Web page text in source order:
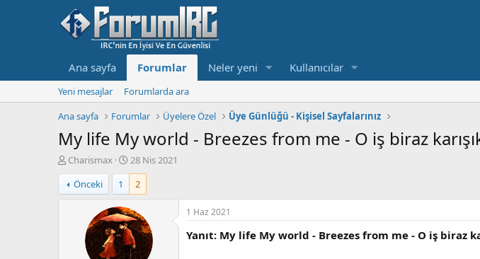
Ana sayfa Forumlar Neler yeni Kullanıcılar
Yeni mesajlar
Forumlarda ara
Ana sayfa
Forumlar Üyelere Özel Üye Günlüğü - Kişisel Sayfalarınız
My life My world - Breezes from me - O iş biraz
K
o
n
b
Charismax
B
a
l
a
n
g
ı
28 Nis 2021
Önceki
1 2
1 Haz 2021
Yanıt: My life My world - Breezes from me - O iş biraz